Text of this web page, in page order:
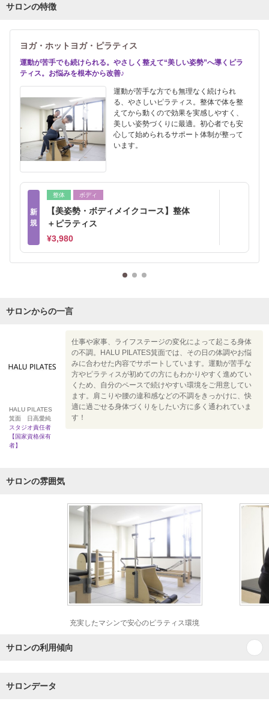
サロンの特徴
ヨガ・ホットヨガ・ピラティス
運動が苦手でも続けられる。やさしく整えて“美しい姿勢”へ導くピラ
ティス。お悩みを根本から改善♪
運動が苦手な方でも無理なく続けられ
る、やさしいピラティス。整体で体を整
えてから動くので効果を実感しやすく、
美しい姿勢づくりに最適。初心者でも安
心して始められるサポート体制が整って
います。
新
規
整体 ボディ
【美姿勢・ボディメイクコース】整体
＋ピラティス
¥3,980
サロンからの一言
HALU PILATES
箕面 日高愛純
スタジオ責任者
【国家資格保有
者】
仕事や家事、ライフステージの変化によって起こる身体
の不調。HALU PILATES箕面では、その日の体調やお悩
みに合わせた内容でサポートしています。運動が苦手な
方やピラティスが初めての方にもわかりやすく進めてい
くため、自分のペースで続けやすい環境をご用意してい
ます。肩こりや腰の違和感などの不調をきっかけに、快
適に過ごせる身体づくりをしたい方に多く通われていま
す！
サロンの雰囲気
充実したマシンで安心のピラティス環境
サロンの利用傾向
サロンデータ